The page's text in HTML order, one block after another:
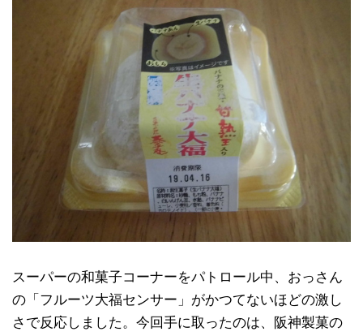
スーパーの和菓子コーナーをパトロール中、おっさん
の「フルーツ大福センサー」がかつてないほどの激し
さで反応しました。今回手に取ったのは、阪神製菓の